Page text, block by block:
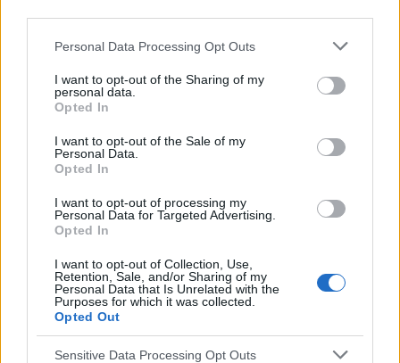
Personal Data Processing Opt Outs
I want to opt-out of the Sharing of my
personal data.
Opted In
I want to opt-out of the Sale of my
Personal Data.
Opted In
I want to opt-out of processing my
Personal Data for Targeted Advertising.
Opted In
I want to opt-out of Collection, Use,
Retention, Sale, and/or Sharing of my
Personal Data that Is Unrelated with the
Purposes for which it was collected.
Opted Out
Sensitive Data Processing Opt Outs